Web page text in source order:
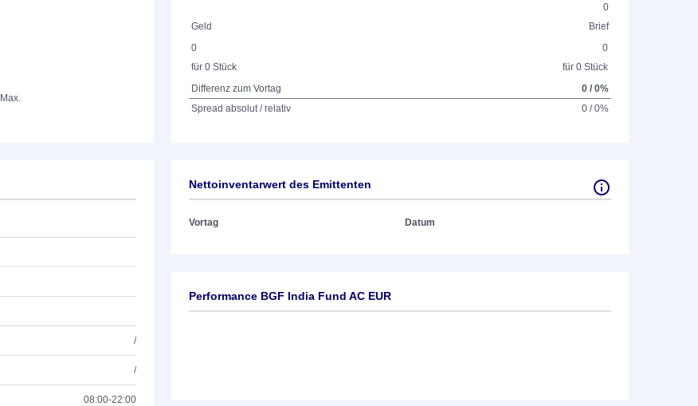
Max.
0
Geld
Brief
0
für 0 Stück
0
für 0 Stück
Differenz zum Vortag
0 / 0%
Spread absolut / relativ
0 / 0%
/
/
08:00-22:00
Nettoinventarwert des Emittenten
Vortag Datum
Performance BGF India Fund AC EUR